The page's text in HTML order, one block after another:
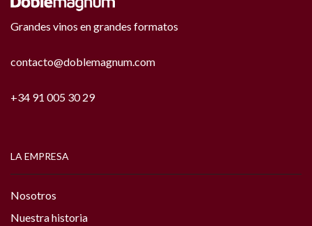
Grandes vinos en grandes formatos
contacto@doblemagnum.com
+34 91 005 30 29
LA EMPRESA
Nosotros
Nuestra historia